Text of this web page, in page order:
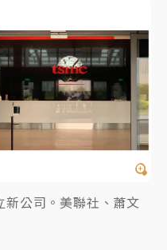
東涉洗錢遭收押 戴手銬
縮短股票「關禁閉」天
校長高為元致歉：機會
公司。美聯社、蕭文